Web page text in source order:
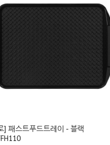
] 패스트푸드트레이 - 블랙